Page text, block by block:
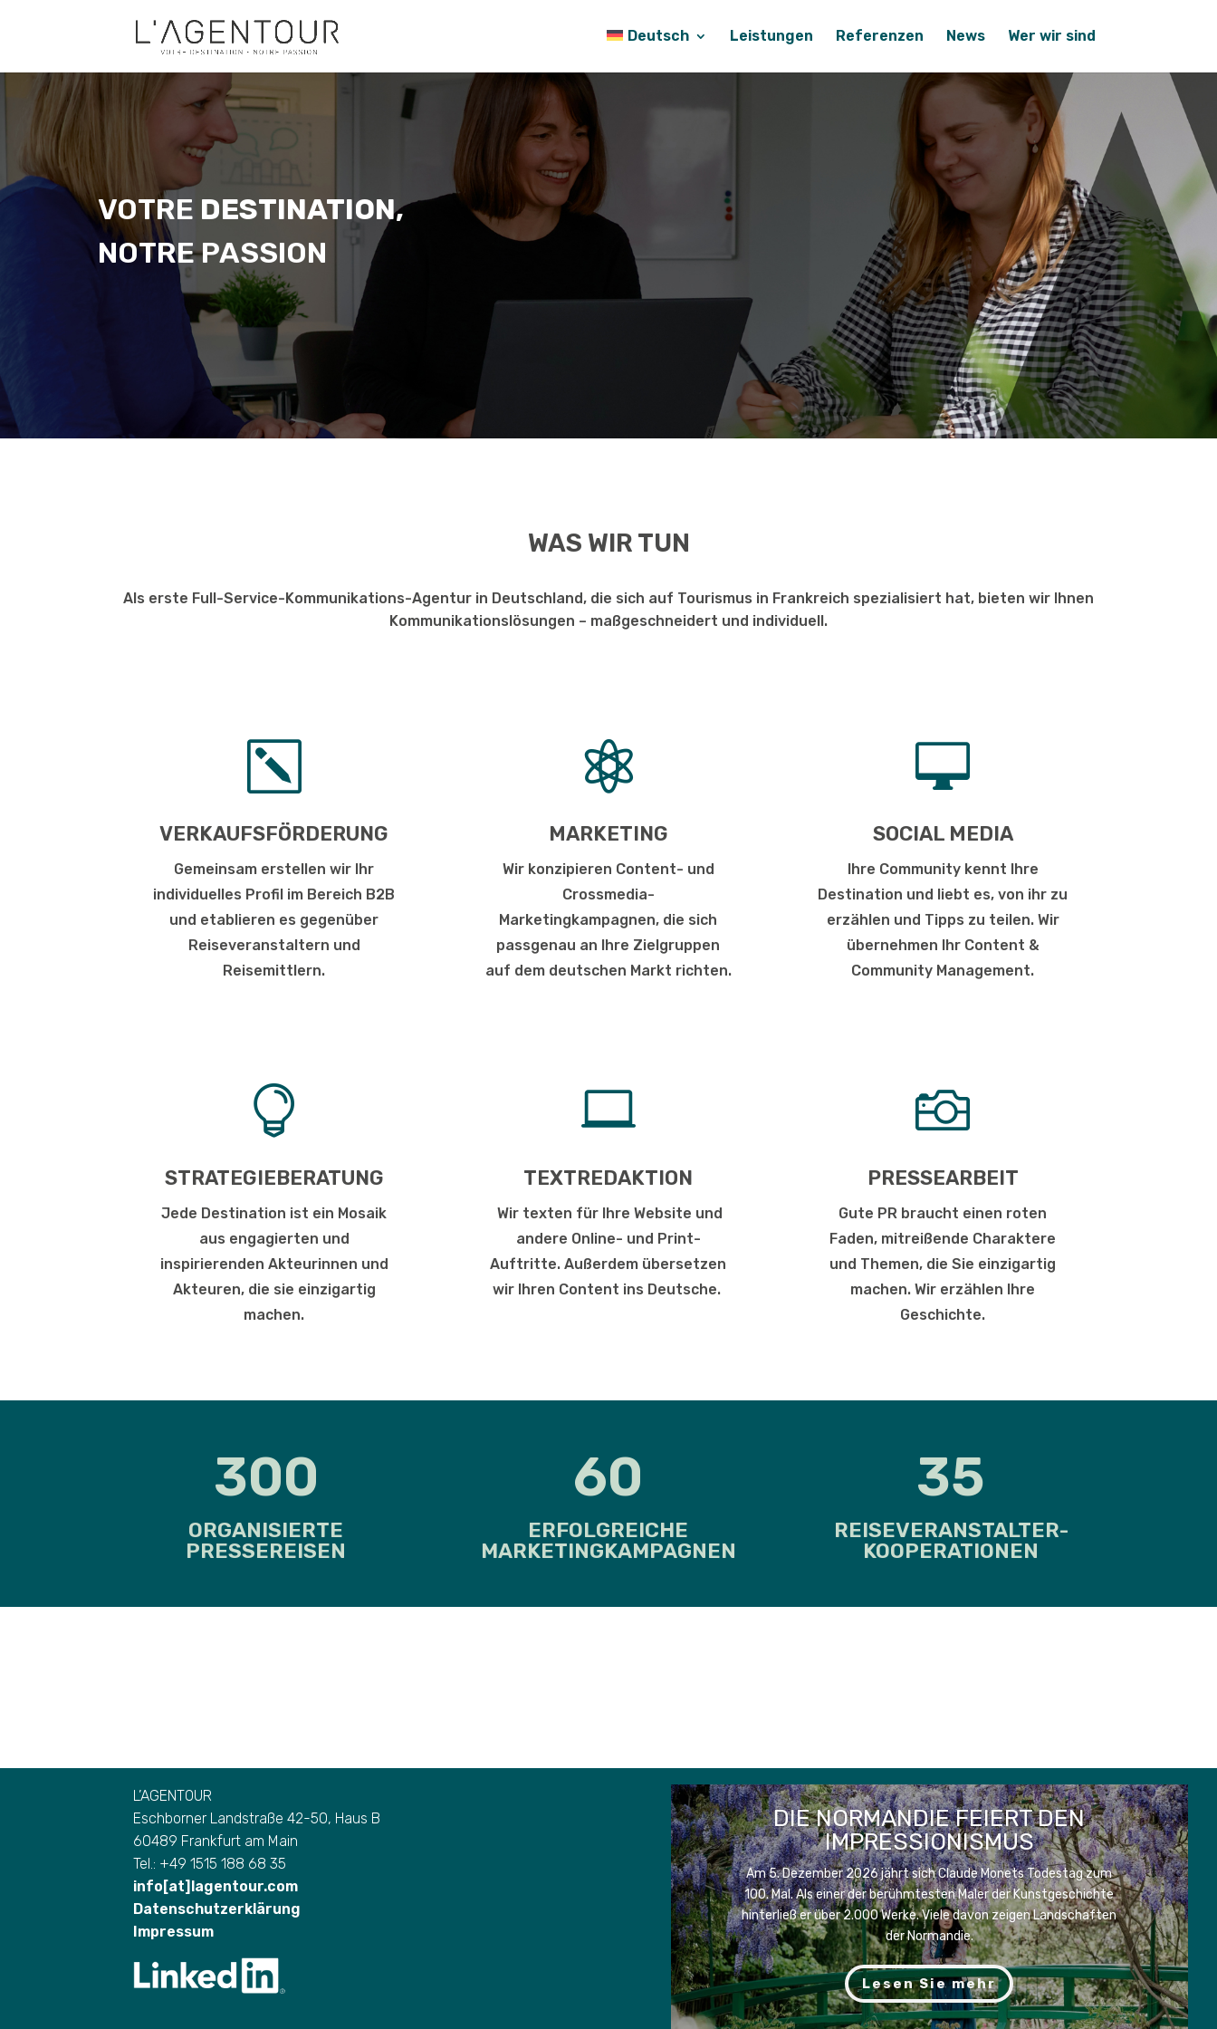
Deutsch Leistungen Referenzen News Wer wir sind
VOTRE DESTINATION,
NOTRE PASSION
WAS WIR TUN
Als erste Full-Service-Kommunikations-Agentur in Deutschland, die sich auf Tourismus in Frankreich spezialisiert hat, bieten wir Ihnen
Kommunikationslösungen – maßgeschneidert und individuell.
k
VERKAUFSFÖRDERUNG
Gemeinsam erstellen wir Ihr
individuelles Profil im Bereich B2B
und etablieren es gegenüber
Reiseveranstaltern und
Reisemittlern.

MARKETING
Wir konzipieren Content- und
Crossmedia-
Marketingkampagnen, die sich
passgenau an Ihre Zielgruppen
auf dem deutschen Markt richten.

SOCIAL MEDIA
Ihre Community kennt Ihre
Destination und liebt es, von ihr zu
erzählen und Tipps zu teilen. Wir
übernehmen Ihr Content &
Community Management.

STRATEGIEBERATUNG
Jede Destination ist ein Mosaik
aus engagierten und
inspirierenden Akteurinnen und
Akteuren, die sie einzigartig
machen.

TEXTREDAKTION
Wir texten für Ihre Website und
andere Online- und Print-
Auftritte. Außerdem übersetzen
wir Ihren Content ins Deutsche.

PRESSEARBEIT
Gute PR braucht einen roten
Faden, mitreißende Charaktere
und Themen, die Sie einzigartig
machen. Wir erzählen Ihre
Geschichte.
300
ORGANISIERTE
PRESSEREISEN
60
ERFOLGREICHE
MARKETINGKAMPAGNEN
35
REISEVERANSTALTER-
KOOPERATIONEN
L’AGENTOUR
Eschborner Landstraße 42-50, Haus B
60489 Frankfurt am Main
Tel.: +49 1515 188 68 35
info[at]lagentour.com
Datenschutzerklärung
Impressum
DIE NORMANDIE FEIERT DEN
IMPRESSIONISMUS
Am 5. Dezember 2026 jährt sich Claude Monets Todestag zum
100. Mal. Als einer der berühmtesten Maler der Kunstgeschichte
hinterließ er über 2.000 Werke. Viele davon zeigen Landschaften
der Normandie.
Lesen Sie mehr